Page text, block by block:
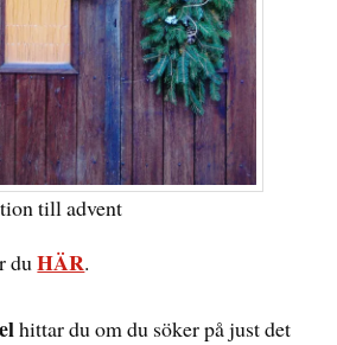
till advent
duHÄR.
hittar du om du söker på just det